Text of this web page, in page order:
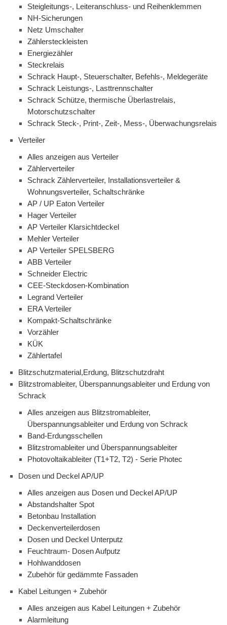
Steigleitungs-, Leiteranschluss- und Reihenklemmen
NH-Sicherungen
Netz Umschalter
Zählersteckleisten
Energiezähler
Steckrelais
Schrack Haupt-, Steuerschalter, Befehls-, Meldegeräte
Schrack Leistungs-, Lasttrennschalter
Schrack Schütze, thermische Überlastrelais,
Motorschutzschalter
Schrack Steck-, Print-, Zeit-, Mess-, Überwachungsrelais
Verteiler
Alles anzeigen aus Verteiler
Zählerverteiler
Schrack Zählerverteiler, Installationsverteiler &
Wohnungsverteiler, Schaltschränke
AP / UP Eaton Verteiler
Hager Verteiler
AP Verteiler Klarsichtdeckel
Mehler Verteiler
AP Verteiler SPELSBERG
ABB Verteiler
Schneider Electric
CEE-Steckdosen-Kombination
Legrand Verteiler
ERA Verteiler
Kompakt-Schaltschränke
Vorzähler
KÜK
Zählertafel
Blitzschutzmaterial,Erdung, Blitzschutzdraht
Blitzstromableiter, Überspannungsableiter und Erdung von
Schrack
Alles anzeigen aus Blitzstromableiter,
Überspannungsableiter und Erdung von Schrack
Band-Erdungsschellen
Blitzstromableiter und Überspannungsableiter
Photovoltaikableiter (T1+T2, T2) - Serie Photec
Dosen und Deckel AP/UP
Alles anzeigen aus Dosen und Deckel AP/UP
Abstandshalter Spot
Betonbau Installation
Deckenverteilerdosen
Dosen und Deckel Unterputz
Feuchtraum- Dosen Aufputz
Hohlwanddosen
Zubehör für gedämmte Fassaden
Kabel Leitungen + Zubehör
Alles anzeigen aus Kabel Leitungen + Zubehör
Alarmleitung